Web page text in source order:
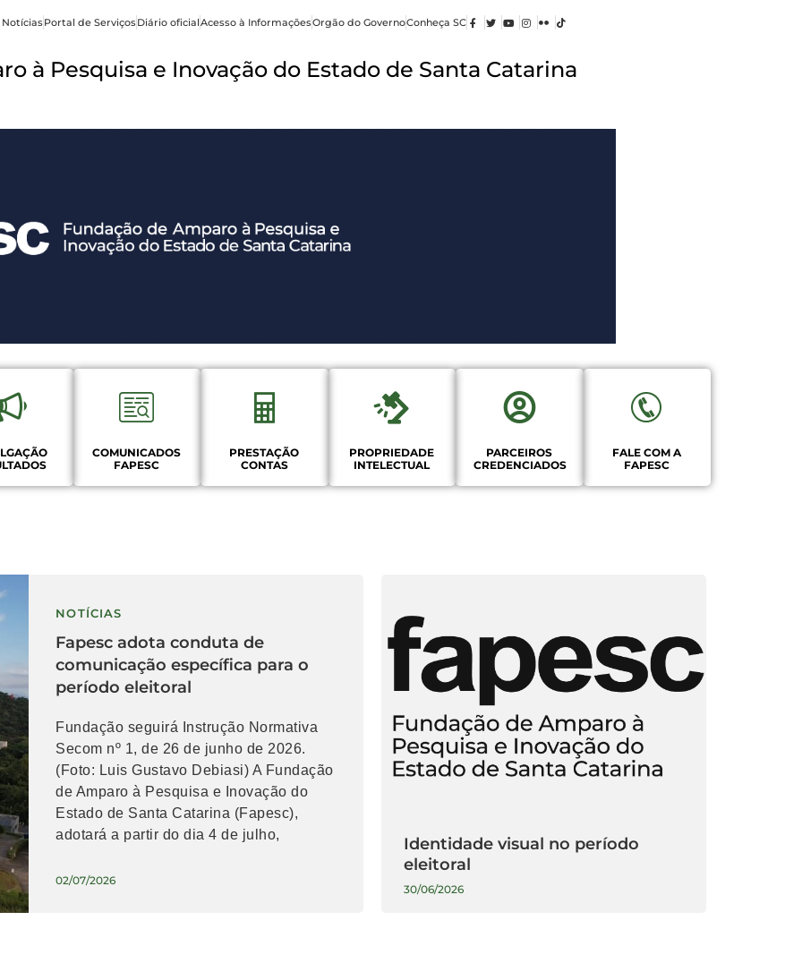
Portal de ServiçosDiário oficialAcesso à InformaçõesOrgão do GovernoConheça SC
à Pesquisa e Inovação do Estado de Santa Catarina
COMUNICADOS
FAPESC
PRESTAÇÃO
CONTAS
PROPRIEDADE
INTELECTUAL
PARCEIROS
CREDENCIADOS
FALE COM A
FAPESC
NOTÍCIAS
Fapesc adota conduta de
comunicação específica para o
período eleitoral
Fundação seguirá Instrução Normativa
Secom nº 1, de 26 de junho de 2026.
(Foto: Luis Gustavo Debiasi) A Fundação
de Amparo à Pesquisa e Inovação do
Estado de Santa Catarina (Fapesc),
adotará a partir do dia 4 de julho,
02/07/2026
Identidade visual no período
eleitoral
30/06/2026